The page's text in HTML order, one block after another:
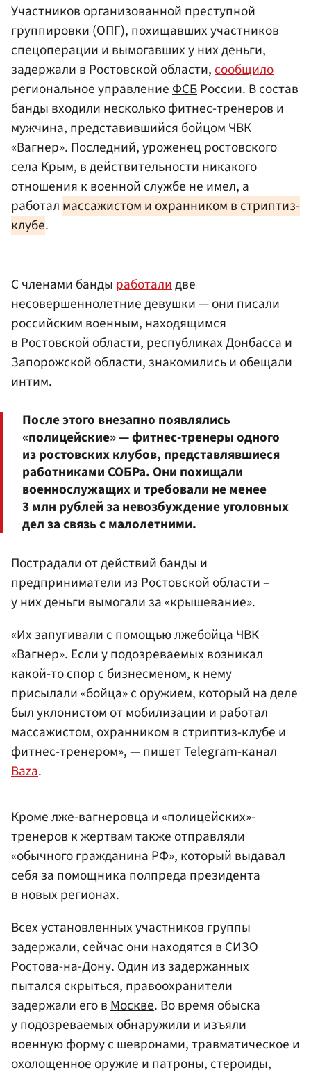
Участников организованной преступной
группировки (ОПГ), похищавших участников
спецоперации и вымогавших у них деньги,
задержали в Ростовской области, сообщило
региональное управление ФСБРоссии. В состав
банды входили несколько фитнес-тренеров и
мужчина, представившийся бойцом ЧВК
«Вагнер». Последний, уроженец ростовского
села Крым, в действительности никакого
отношения к военной службе не имел, а
работал массажистом и охранником в стриптиз-
клубе.
С членами банды работалидве
несовершеннолетние девушки — они писали
российским военным, находящимся
в Ростовской области, республиках Донбасса и
Запорожской области, знакомились и обещали
интим.
После этого внезапно появлялись
«полицейские» — фитнес-тренеры одного
из ростовских клубов, представлявшиеся
работниками СОБРа. Они похищали
военнослужащих и требовали не менее
3 млн рублей за невозбуждение уголовных
дел за связь с малолетними.
Пострадали от действий банды и
предприниматели из Ростовской области –
у них деньги вымогали за «крышевание».
«Их запугивали с помощью лжебойца ЧВК
«Вагнер». Если у подозреваемых возникал
какой-то спор с бизнесменом, к нему
присылали «бойца» с оружием, который на деле
был уклонистом от мобилизации и работал
массажистом, охранником в стриптиз-клубе и
фитнес-тренером», — пишет Telegram-канал
Baza.
Кроме лже-вагнеровца и «полицейских»-
тренеров к жертвам также отправляли
«обычного гражданинаРФ», который выдавал
себя за помощника полпреда президента
в новых регионах.
Всех установленных участников группы
задержали, сейчас они находятся в СИЗО
Ростова-на-Дону. Один из задержанных
пытался скрыться, правоохранители
задержали его вМоскве. Во время обыска
у подозреваемых обнаружили и изъяли
военную форму с шевронами, травматическое и
охолощенное оружие и патроны, стероиды,